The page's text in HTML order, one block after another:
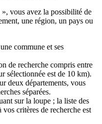
vous avez la possibilité de
une région, un pays ou
commune et ses
de recherche compris entre
sélectionnée est de 10 km).
deux départements, vous
séparées.
sur la loupe ; la liste des
critères de recherche est